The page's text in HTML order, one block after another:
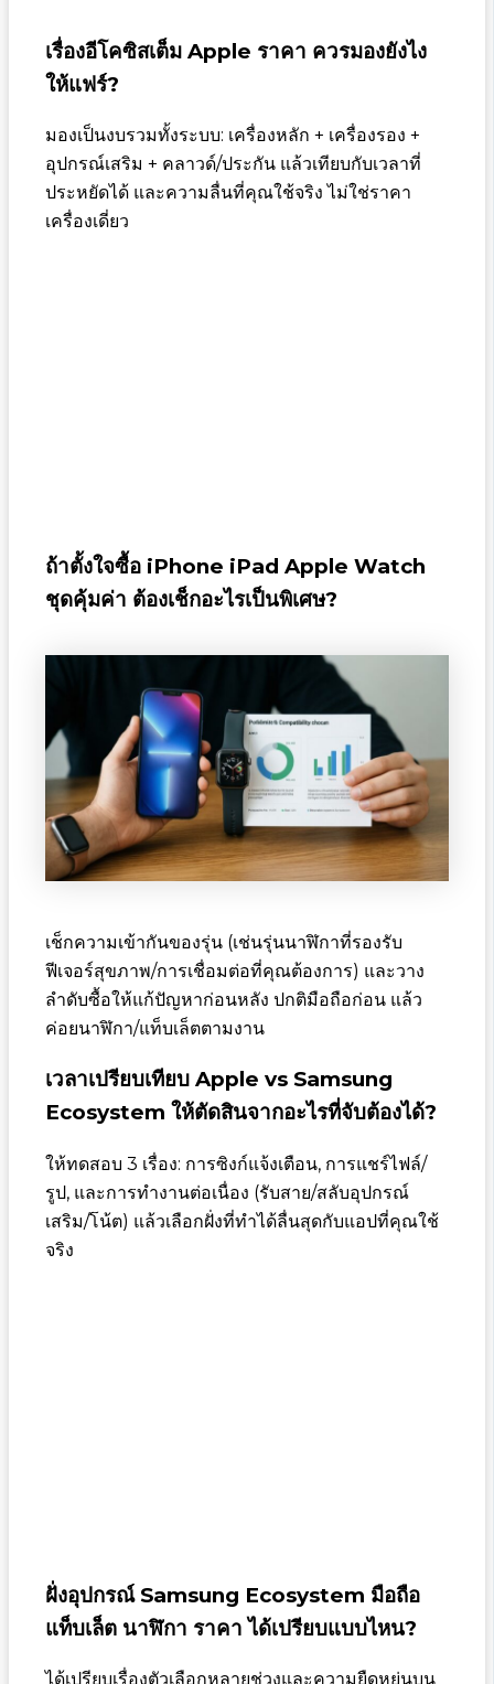
เรื่องอีโคซิสเต็ม Apple ราคา ควรมองยังไง
ให้แฟร์?
มองเป็นงบรวมทั้งระบบ: เครื่องหลัก + เครื่องรอง +
อุปกรณ์เสริม + คลาวด์/ประกัน แล้วเทียบกับเวลาที่
ประหยัดได้ และความลื่นที่คุณใช้จริง ไม่ใช่ราคา
เครื่องเดี่ยว
ถ้าตั้งใจซื้อ iPhone iPad Apple Watch
ชุดคุ้มค่า ต้องเช็กอะไรเป็นพิเศษ?
เช็กความเข้ากันของรุ่น (เช่นรุ่นนาฬิกาที่รองรับ
ฟีเจอร์สุขภาพ/การเชื่อมต่อที่คุณต้องการ) และวาง
ลำดับซื้อให้แก้ปัญหาก่อนหลัง ปกติมือถือก่อน แล้ว
ค่อยนาฬิกา/แท็บเล็ตตามงาน
เวลาเปรียบเทียบ Apple vs Samsung
Ecosystem ให้ตัดสินจากอะไรที่จับต้องได้?
ให้ทดสอบ 3 เรื่อง: การซิงก์แจ้งเตือน, การแชร์ไฟล์/
รูป, และการทำงานต่อเนื่อง (รับสาย/สลับอุปกรณ์
เสริม/โน้ต) แล้วเลือกฝั่งที่ทำได้ลื่นสุดกับแอปที่คุณใช้
จริง
ฝั่งอุปกรณ์ Samsung Ecosystem มือถือ
แท็บเล็ต นาฬิกา ราคา ได้เปรียบแบบไหน?
ได้เปรียบเรื่องตัวเลือกหลายช่วงและความยืดหยุ่นบน